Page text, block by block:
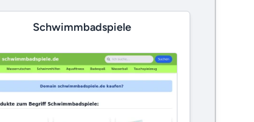
Schwimmbadspiele